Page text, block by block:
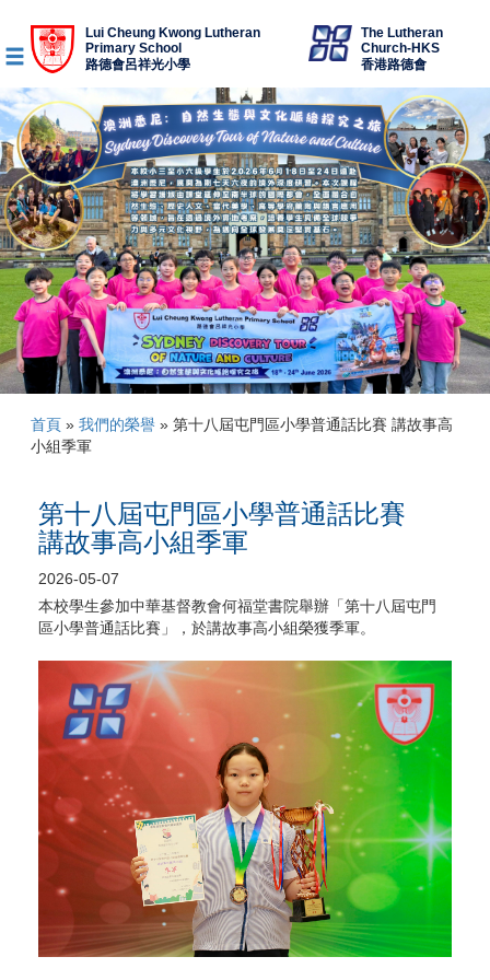
Lui Cheung Kwong Lutheran
Primary School
路德會呂祥光小學
The Lutheran
Church-HKS
香港路德會
首頁» 我們的榮譽» 第十八屆屯門區小學普通話比賽 講故事高
小組季軍
第十八屆屯門區小學普通話比賽
講故事高小組季軍
2026-05-07
本校學生參加中華基督教會何福堂書院舉辦「第十八屆屯門
區小學普通話比賽」，於講故事高小組榮獲季軍。